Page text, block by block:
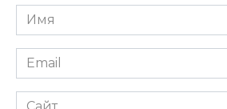
Имя
*
Email
*
Сайт